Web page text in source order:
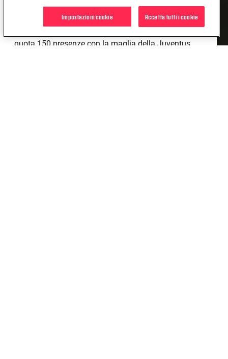
mondo delcalcio femminile, scoprendo le sfide, le
gioie e le curiosità della carriera di un'atleta di
quota 150 presenze con la maglia della Juventus.
Accetta tutti i cookie
Impostazioni cookie